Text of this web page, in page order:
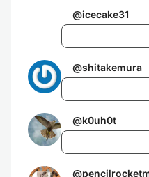
@icecake31
@shitakemura
@k0uh0t
@